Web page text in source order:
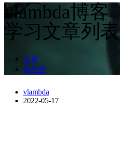
vlambda博客
学习文章列表
首页
架构师
vlambda
2022-05-17